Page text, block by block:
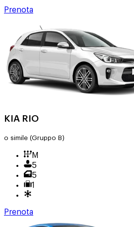
Prenota
KIA RIO
o simile (Gruppo B)
M
5
5
1
Prenota